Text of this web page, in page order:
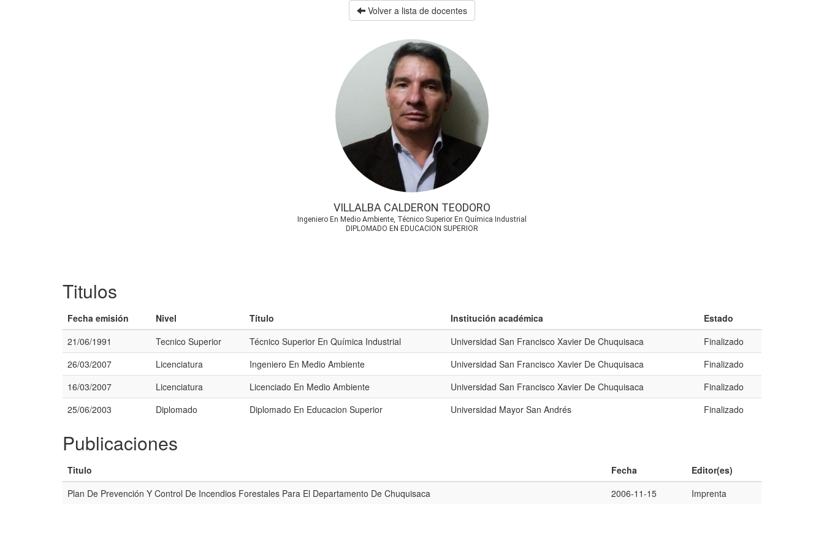
Volver a lista de docentes
VILLALBA CALDERON TEODORO
Ingeniero En Medio Ambiente, Técnico Superior En Química Industrial
DIPLOMADO EN EDUCACION SUPERIOR
Titulos
Fecha emisión Nivel Título Institución académica
Estado
21/06/1991
Tecnico Superior Técnico Superior En Química Industrial Universidad San Francisco Xavier De Chuquisaca
Finalizado
26/03/2007
Licenciatura Ingeniero En Medio Ambiente Universidad San Francisco Xavier De Chuquisaca
Finalizado
16/03/2007
Licenciatura Licenciado En Medio Ambiente Universidad San Francisco Xavier De Chuquisaca
Finalizado
25/06/2003
Diplomado Diplomado En Educacion Superior Universidad Mayor San Andrés Finalizado
Publicaciones
Titulo Fecha
Editor(es)
Plan De Prevención Y Control De Incendios Forestales Para El Departamento De Chuquisaca
2006-11-15 Imprenta